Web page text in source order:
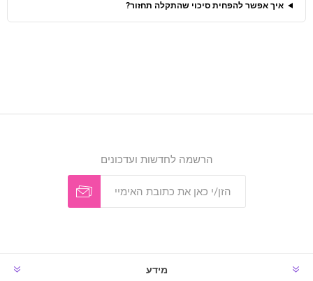
איך אפשר להפחית סיכוי שהתקלה תחזור?
הרשמה לחדשות ועדכונים
מידע